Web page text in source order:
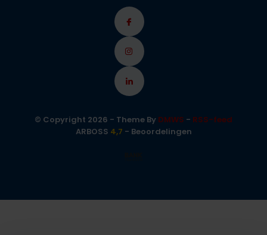
© Copyright 2026 - Theme By DMWS - RSS-feed
ARBOSS 4,7 - Beoordelingen